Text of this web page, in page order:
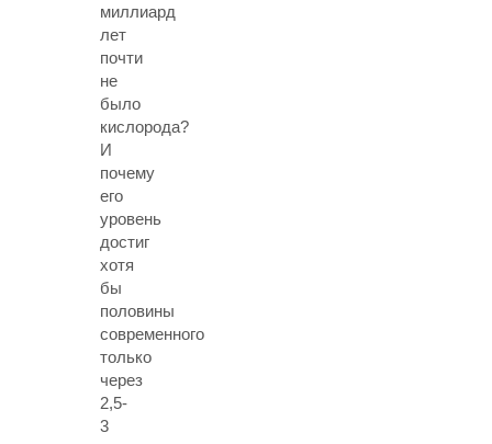
миллиард
лет
почти
не
было
кислорода?
И
почему
его
уровень
достиг
хотя
бы
половины
современного
только
через
2,5-
3